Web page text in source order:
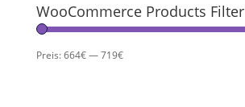
WooCommerce Products Filter
Preis:664€—719€